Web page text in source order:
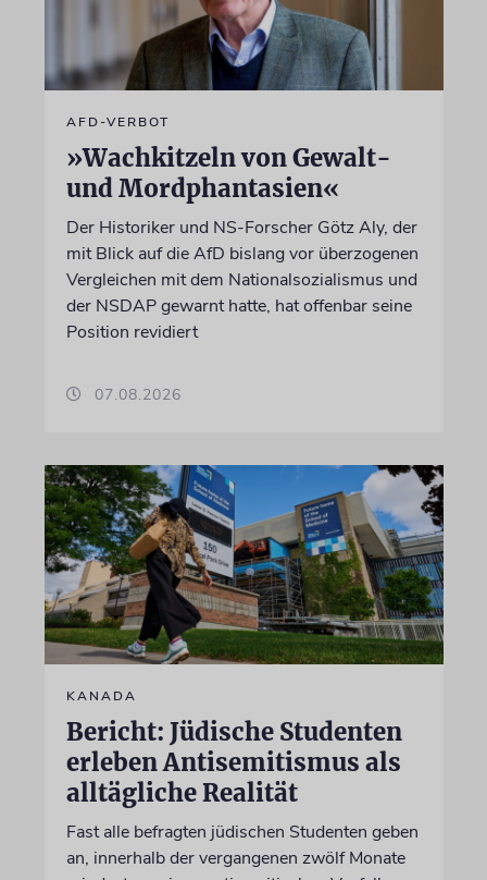
AFD-VERBOT
»Wachkitzeln von Gewalt-
und Mordphantasien«
Der Historiker und NS-Forscher Götz Aly, der
mit Blick auf die AfD bislang vor überzogenen
Vergleichen mit dem Nationalsozialismus und
der NSDAP gewarnt hatte, hat offenbar seine
Position revidiert
07.08.2026
KANADA
Bericht: Jüdische Studenten
erleben Antisemitismus als
alltägliche Realität
Fast alle befragten jüdischen Studenten geben
an, innerhalb der vergangenen zwölf Monate